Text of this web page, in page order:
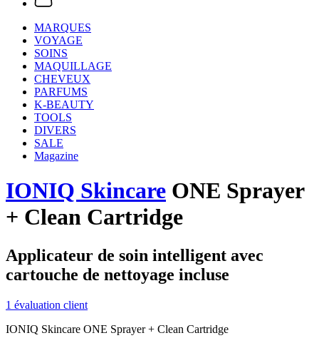
MARQUES
VOYAGE
SOINS
MAQUILLAGE
CHEVEUX
PARFUMS
K-BEAUTY
TOOLS
DIVERS
SALE
Magazine
IONIQ Skincare ONE Sprayer
+ Clean Cartridge
Applicateur de soin intelligent avec
cartouche de nettoyage incluse
1 évaluation client
IONIQ Skincare ONE Sprayer + Clean Cartridge